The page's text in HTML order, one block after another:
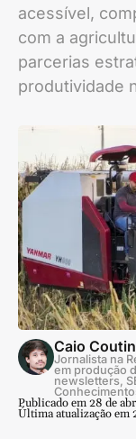
acessível,
com a
parcerias
produtividade
Caio
Jornalista na
em produção
newsletters,
Publicado em 28 de
Última atualização em